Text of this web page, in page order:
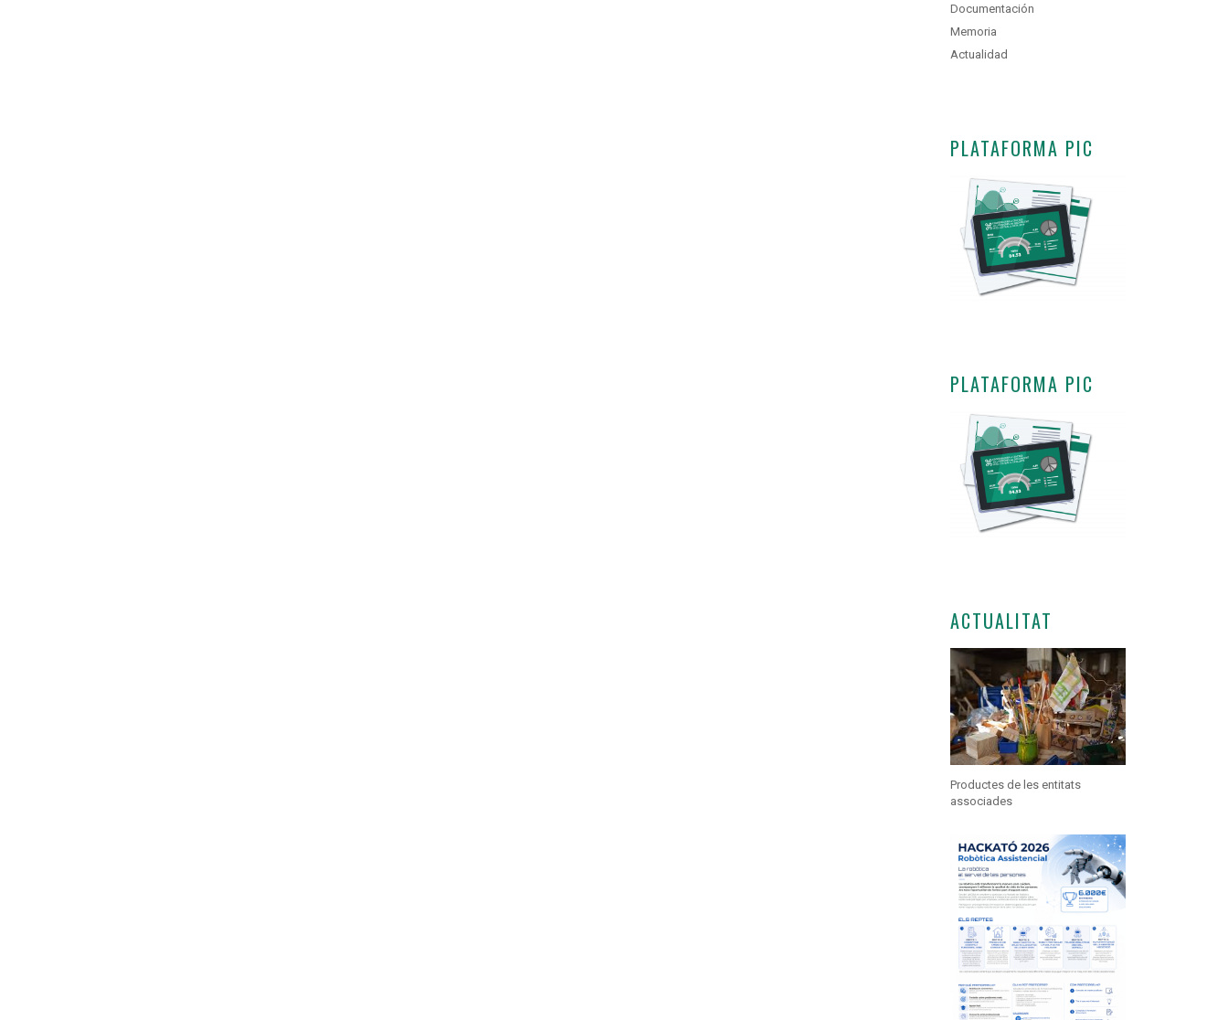
Documentación
Memoria
Actualidad
PLATAFORMA PIC
PLATAFORMA PIC
ACTUALITAT
Productes de les entitats
associades